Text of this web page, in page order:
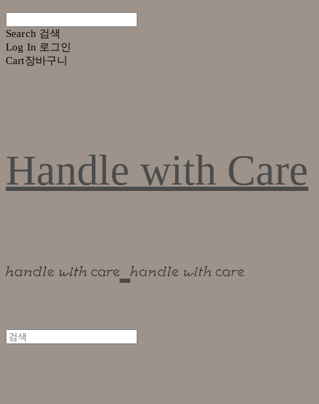
Search 검색
Log In 로그인
Cart장바구니
Handle with Care